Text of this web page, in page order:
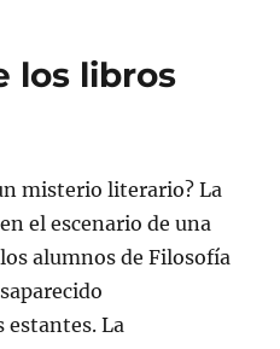
los libros
misterio literario? La
el escenario de una
alumnos de Filosofía
estantes. La